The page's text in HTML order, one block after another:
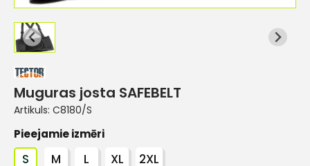
Muguras josta SAFEBELT
Artikuls: C8180/S
Pieejamie izmēri
S M L XL 2XL